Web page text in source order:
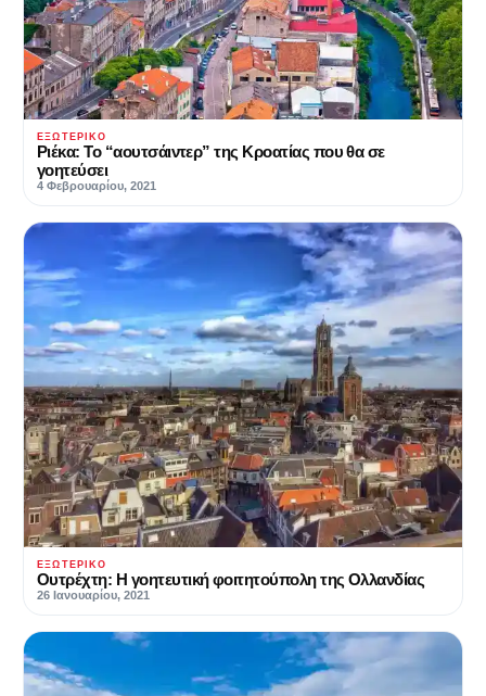
ΕΞΩΤΕΡΙΚΌ
Ριέκα: To “αουτσάιντερ” της Κροατίας που θα σε
γοητεύσει
4 Φεβρουαρίου, 2021
ΕΞΩΤΕΡΙΚΌ
Ουτρέχτη: Η γοητευτική φοιτητούπολη της Ολλανδίας
26 Ιανουαρίου, 2021